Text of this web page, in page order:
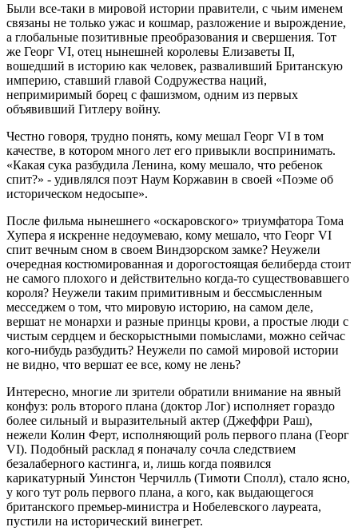
Были все-таки в мировой истории правители, с чьим именем
связаны не только ужас и кошмар, разложение и вырождение,
а глобальные позитивные преобразования и свершения. Тот
же Георг VI, отец нынешней королевы Елизаветы II,
вошедший в историю как человек, разваливший Британскую
империю, ставший главой Содружества наций,
непримиримый борец с фашизмом, одним из первых
объявивший Гитлеру войну.
Честно говоря, трудно понять, кому мешал Георг VI в том
качестве, в котором много лет его привыкли воспринимать.
«Какая сука разбудила Ленина, кому мешало, что ребенок
спит?» - удивлялся поэт Наум Коржавин в своей «Поэме об
историческом недосыпе».
После фильма нынешнего «оскаровского» триумфатора Тома
Хупера я искренне недоумеваю, кому мешало, что Георг VI
спит вечным сном в своем Виндзорском замке? Неужели
очередная костюмированная и дорогостоящая белиберда стоит
не самого плохого и действительно когда-то существовавшего
короля? Неужели таким примитивным и бессмысленным
месседжем о том, что мировую историю, на самом деле,
вершат не монархи и разные принцы крови, а простые люди с
чистым сердцем и бескорыстными помыслами, можно сейчас
кого-нибудь разбудить? Неужели по самой мировой истории
не видно, что вершат ее все, кому не лень?
Интересно, многие ли зрители обратили внимание на явный
конфуз: роль второго плана (доктор Лог) исполняет гораздо
более сильный и выразительный актер (Джеффри Раш),
нежели Колин Ферт, исполняющий роль первого плана (Георг
VI). Подобный расклад я поначалу сочла следствием
безалаберного кастинга, и, лишь когда появился
карикатурный Уинстон Черчилль (Тимоти Сполл), стало ясно,
у кого тут роль первого плана, а кого, как выдающегося
британского премьер-министра и Нобелевского лауреата,
пустили на исторический винегрет.